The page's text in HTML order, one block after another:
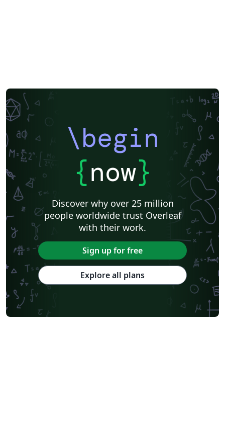
\begin
{now}
Discover why over 25 million
people worldwide trust Overleaf
with their work.
Sign up for free
Explore all plans